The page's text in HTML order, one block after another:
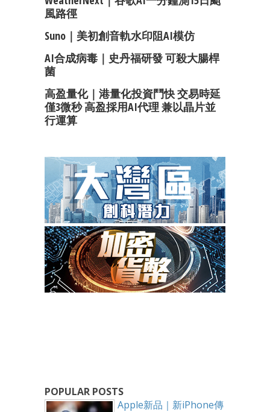
風路徑
Suno｜美初創音軌水印阻AI模仿
AI合成病毒｜史丹福研發 可殺大腸桿
菌
高盈量化｜港量化投資鬥快 交易時延
僅3微秒 高盈採用AI代理 兼以晶片並
行運算
POPULAR POSTS
Apple新品｜新iPhone傳